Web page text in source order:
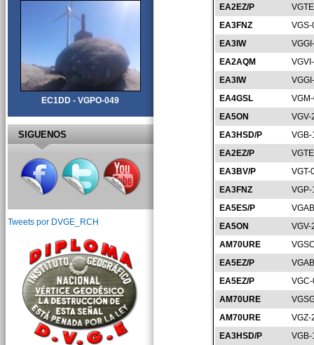
EA2EZ/P
EA3FNZ
EA3IW
EA2AQM
EA3IW
EA4GSL
EA5ON
VGV-
EA3HSD/P
EA2EZ/P
EA3BV/P
VGT-
EA3FNZ
EA5ES/P
EA5ON
VGV-
AM70URE
EA5EZ/P
EA5EZ/P
AM70URE
AM70URE
VGZ-
EA3HSD/P
EC1DD - VGPO-049
SIGUENOS
Tweets por DVGE_RCH